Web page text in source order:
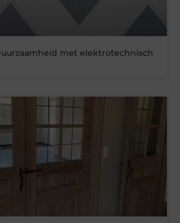
met elektrotechnisch